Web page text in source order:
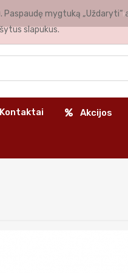
Kontaktai Akcijos
mygtuką
slapukus.